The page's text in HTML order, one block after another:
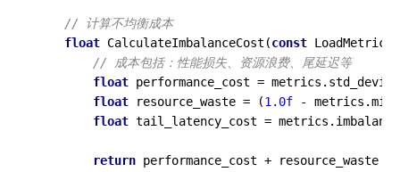
// 计算不均衡成本
float CalculateImbalanceCost (const
// 成本包括：性能损失、资源浪费、尾延迟等
float performance_cost = metrics.std_deviation
float resource_waste = (1.0f -
float tail_latency_cost =
return performance_cost + resource_waste